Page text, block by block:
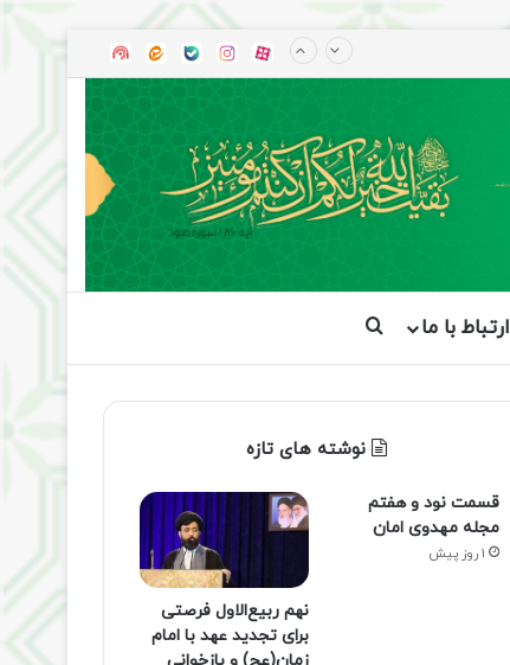
آپاراتاینستاگرام
بله ایتا شنوتو
ارتباط با ما جستجو برای
نوشته های تازه
قسمت نود و هفتم
مجله مهدوی امان
1 روز پیش
نهم ربیع‌الاول فرصتی
برای تجدید عهد با امام
زمان(عج) و بازخوانی